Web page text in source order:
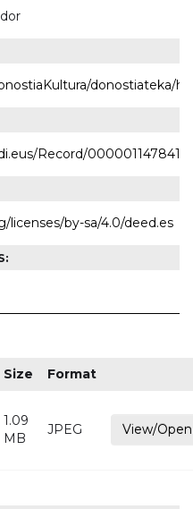
donostiateka/
Record/000001147841
by-sa/4.0/deed.es
Size Format
1.09
MB
JPEG View/Open